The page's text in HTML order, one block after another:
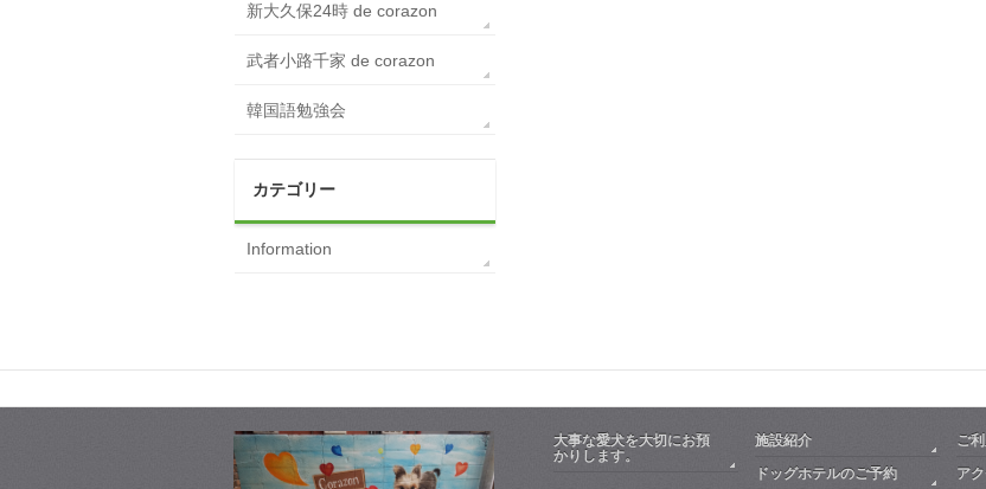
新大久保24時 de corazon
武者小路千家 de corazon
韓国語勉強会
カテゴリー
Information
大事な愛犬を大切にお預
かりします。
施設紹介 ご
ドッグホテルのご予約
ア